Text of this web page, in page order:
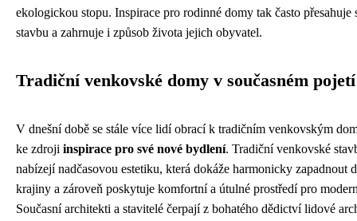
ekologickou stopu. Inspirace pro rodinné domy tak často přesahuje
stavbu a zahrnuje i způsob života jejich obyvatel.
Tradiční venkovské domy v současném pojetí
V dnešní době se stále více lidí obrací k tradičním venkovským
ke zdroji inspirace pro své nové bydlení. Tradiční venkovské
nabízejí nadčasovou estetiku, která dokáže harmonicky zapadnout
krajiny a zároveň poskytuje komfortní a útulné prostředí pro
Současní architekti a stavitelé čerpají z bohatého dědictví lidové